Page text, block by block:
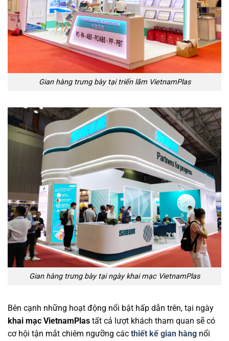
Gian hàng trưng bày tại triển lãm VietnamPlas
Gian hàng trưng bày tại ngày khai mạc VietnamPlas
Bên cạnh những hoạt động nổi bật hấp dẫn trên, tại ngày
khai mạc VietnamPlas tất cả lượt khách tham quan sẽ có
cơ hội tận mắt chiêm ngưỡng các thiết kế gian hàng nổi